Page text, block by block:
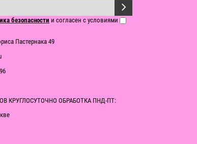
безопасности и согласен с условиями
Пастернака 49
КРУГЛОСУТОЧНО ОБРАБОТКА ПНД-ПТ: